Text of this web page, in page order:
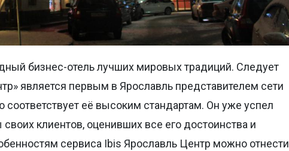
бизнес-отель лучших мировых традиций. Следует
является первым в Ярославль представителем сети
её высоким стандартам. Он уже успел
клиентов, оценивших все его достоинства и
сервиса Ibis Ярославль Центр можно отнести